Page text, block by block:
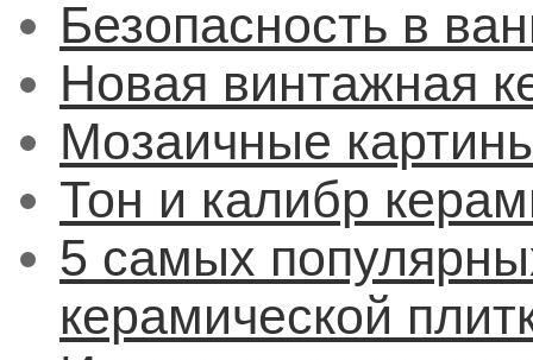
Безопасность в
Новая винтажная
Мозаичные
Тон и калибр
5 самых
керамической